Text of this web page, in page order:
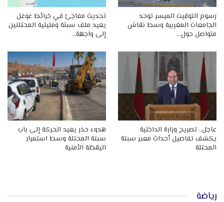
رسوم التوقيت الميسر توحد
الجامعات المغربية وسط نقاش
متواصل حول…
تحديث مفاجئ في خرائط غوغل
يعيد ملف سبتة ومليلية المحتلتين
إلى واجهة…
عاجل.. تصريح وزارة الداخلية
يكشف تفاصيل أحداث معبر سبتة
المحتلة
هدوء حذر يعيد الحركة إلى باب
سبتة المحتلة وسط استمرار
اليقظة الأمنية
رياضة